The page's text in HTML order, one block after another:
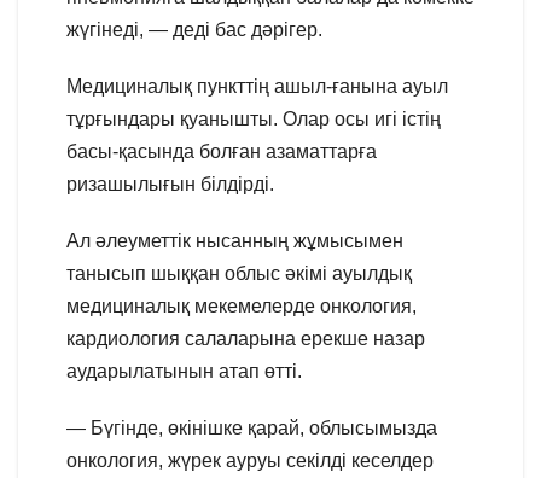
жүгінеді, — деді бас дәрігер.
Медициналық пункттің ашыл-ғанына ауыл
тұрғындары қуанышты. Олар осы игі істің
басы-қасында болған азаматтарға
ризашылығын білдірді.
Ал әлеуметтік нысанның жұмысымен
танысып шыққан облыс әкімі ауылдық
медициналық мекемелерде онкология,
кардиология салаларына ерекше назар
аударылатынын атап өтті.
— Бүгінде, өкінішке қарай, облысымызда
онкология, жүрек ауруы секілді кеселдер